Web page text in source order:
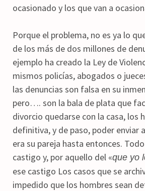
ocasionado y los que van a
Porque el problema, no es ya lo
de los más de dos millones de
ejemplo ha creado la Ley de
mismos policías, abogados o
las denuncias son falsa en su
pero…. son la bala de plata que
divorcio quedarse con la casa, los
definitiva, y de paso, poder enviar
era su pareja hasta entonces.
castigo y, por aquello del «que yo
ese castigo Los casos que se
impedido que los hombres sean